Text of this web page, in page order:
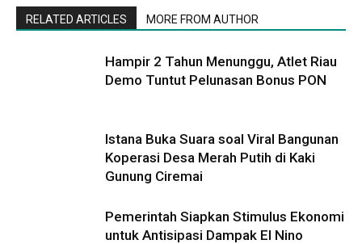
RELATED ARTICLES MORE FROM AUTHOR
Hampir 2 Tahun Menunggu, Atlet Riau
Demo Tuntut Pelunasan Bonus PON
Istana Buka Suara soal Viral Bangunan
Koperasi Desa Merah Putih di Kaki
Gunung Ciremai
Pemerintah Siapkan Stimulus Ekonomi
untuk Antisipasi Dampak El Nino